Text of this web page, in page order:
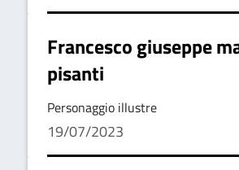
Francesco giuseppe
pisanti
Personaggio illustre
19/07/2023